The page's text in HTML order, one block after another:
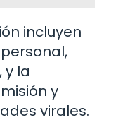
incluyen
y la
y
virales.